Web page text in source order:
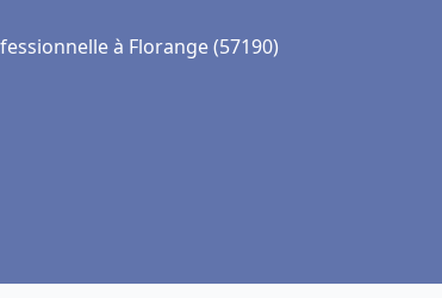
à Florange (57190)